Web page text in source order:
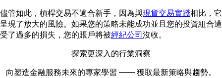
儘管如此，槓桿交易不適合新手，因為與現貨交易實踐相比，它
呈現了放大的風險。如果您的策略未能成功並且您的投資組合遭
受了過多的損失，您的賬戶將被經紀公司沒收。
探索更深入的行業洞察
向塑造金融服務未來的專家學習 —— 獲取最新策略與趨勢。